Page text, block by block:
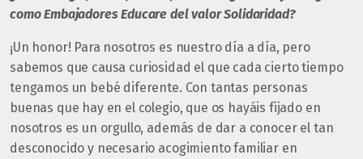
como Embajadores Educare del valor Solidaridad?
¡Un honor! Para nosotros es nuestro día a día, pero
sabemos que causa curiosidad el que cada cierto tiempo
tengamos un bebé diferente. Con tantas personas
buenas que hay en el colegio, que os hayáis fijado en
nosotros es un orgullo, además de dar a conocer el tan
desconocido y necesario acogimiento familiar en